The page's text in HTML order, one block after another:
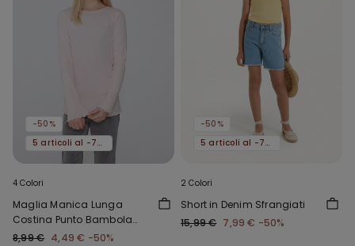
-50%
5 articoli al -70%
4 Colori
Maglia Manica Lunga
Costina Punto Bambola
Girocollo Bimba
8,99 € 4,49 € -50%
-50%
5 articoli al -70%
2 Colori
Short in Denim Sfrangiati
15,99 € 7,99 € -50%